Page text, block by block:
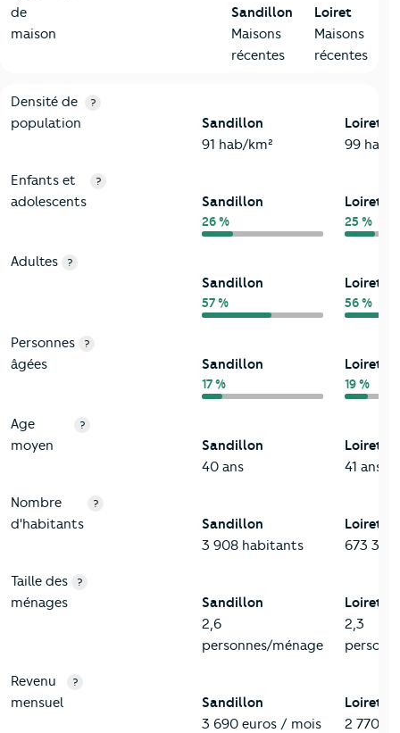
de
maison
Sandillon
Maisons
récentes
Loiret
Maisons
récentes
2-Habitants
Critères Sandillon
Densité de
population
?
Sandillon
91 hab/km²
Loiret
99 hab/
Enfants et
adolescents
?
Sandillon
26 %
Loiret
25 %
Adultes ?
Sandillon
57 %
Loiret
56 %
Personnes
âgées
?
Sandillon
17 %
Loiret
19 %
Age
moyen
?
Sandillon
40 ans
Loiret
41 ans
Nombre
d'habitants
?
Sandillon
3 908 habitants
Loiret
673
Taille des
ménages
?
Sandillon
2,6
personnes/ménage
Loiret
2,3
Revenu
mensuel
?
Sandillon
3 690 euros / mois
Loiret
2 770